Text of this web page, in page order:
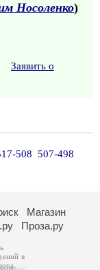
Носоленко)
Заявить о
508 507-498
Магазин
Проза.ру
в